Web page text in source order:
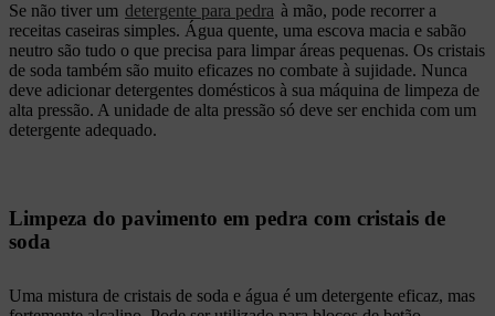
Se não tiver um detergente para pedra à mão, pode recorrer a
receitas caseiras simples. Água quente, uma escova macia e sabão
neutro são tudo o que precisa para limpar áreas pequenas. Os cristais
de soda também são muito eficazes no combate à sujidade. Nunca
deve adicionar detergentes domésticos à sua máquina de limpeza de
alta pressão. A unidade de alta pressão só deve ser enchida com um
detergente adequado.
Limpeza do pavimento em pedra com cristais de
soda
Uma mistura de cristais de soda e água é um detergente eficaz, mas